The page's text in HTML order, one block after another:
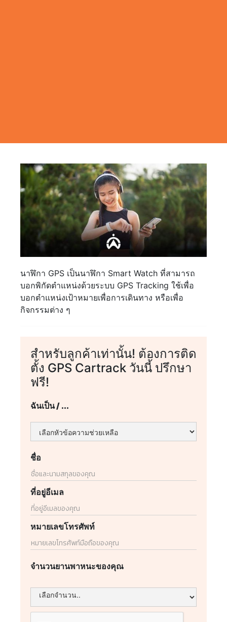
สำหรับลูกค้าเท่านั้น! ต้องการติด
ตั้ง GPS Cartrack วันนี้ ปรึกษา
ฟรี!
ฉันเป็น / ...
ชื่อ
ที่อยู่อีเมล
หมายเลขโทรศัพท์
จำนวนยานพาหนะของคุณ
นาฬิกา GPS เป็นนาฬิกา Smart Watch ที่สามารถ
บอกพิกัดตำแหน่งด้วยระบบ GPS Tracking ใช้เพื่อ
บอกตำแหน่งเป้าหมายเพื่อการเดินทาง หรือเพื่อ
กิจกรรมต่าง ๆ